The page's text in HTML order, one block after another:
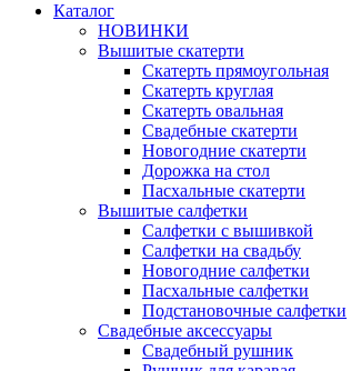
Каталог
НОВИНКИ
Вышитые скатерти
Скатерть прямоугольная
Скатерть круглая
Скатерть овальная
Свадебные скатерти
Новогодние скатерти
Дорожка на стол
Пасхальные скатерти
Вышитые салфетки
Салфетки с вышивкой
Салфетки на свадьбу
Новогодние салфетки
Пасхальные салфетки
Подстановочные салфетки
Свадебные аксессуары
Свадебный рушник